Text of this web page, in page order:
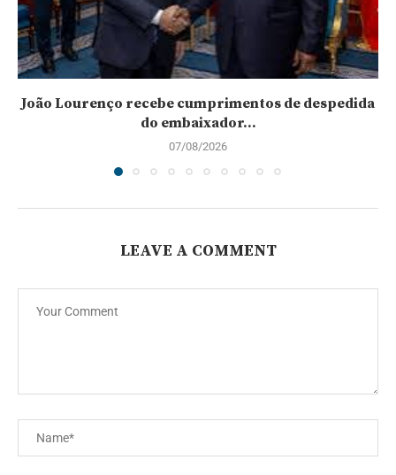
João Lourenço recebe cumprimentos de despedida
do embaixador...
07/08/2026
LEAVE A COMMENT